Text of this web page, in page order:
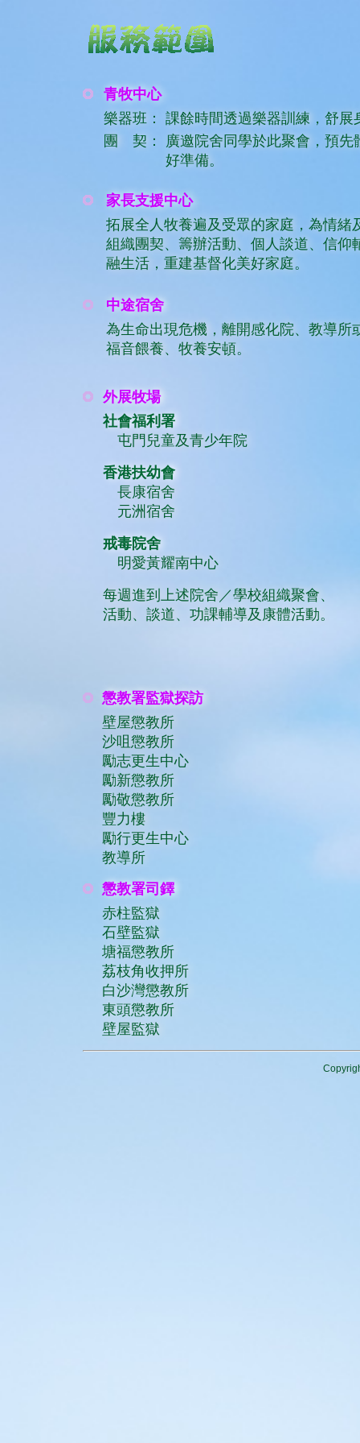
青牧中心
樂器班：
課餘時間透過樂器訓練，舒
團 契：
廣邀院舍同學於此聚會，預
好準備。
家長支援中心
拓展全人牧養遍及受眾的家庭，為情
組織團契、籌辦活動、個人談道、信
融生活，重建基督化美好家庭。
中途宿舍
為生命出現危機，離開感化院、教導
福音餵養、牧養安頓。
外展牧場
社會福利署
屯門兒童及青少年院
香港扶幼會
長康宿舍
元洲宿舍
戒毒院舍
明愛黃耀南中心
每週進到上述院舍／學校組織聚會、
活動、談道、功課輔導及康體活動。
懲教署監獄探訪
壁屋懲教所
沙咀懲教所
勵志更生中心
勵新懲教所
勵敬懲教所
豐力樓
勵行更生中心
教導所
懲教署司鐸
赤柱監獄
石壁監獄
塘福懲教所
荔枝角收押所
白沙灣懲教所
東頭懲教所
壁屋監獄